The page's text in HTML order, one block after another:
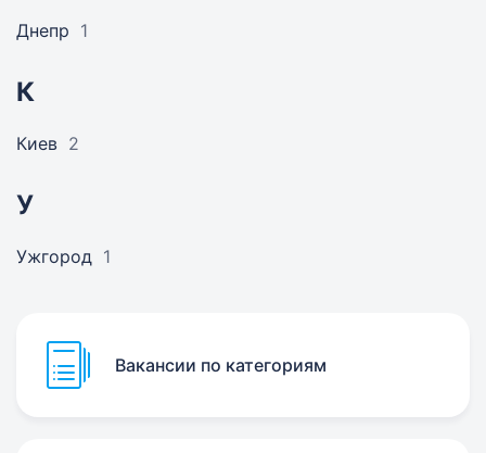
Днепр 1
К
Киев 2
У
Ужгород 1
Вакансии по категориям